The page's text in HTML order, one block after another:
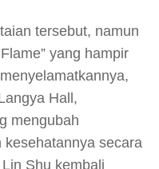
tersebut, namun
yang hampir
Hall,
mengubah
secara
Shu kembali